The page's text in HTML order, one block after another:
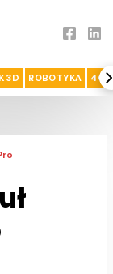
3D ROBOTYKA 4G I